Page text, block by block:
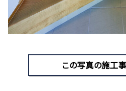
この写真の施工